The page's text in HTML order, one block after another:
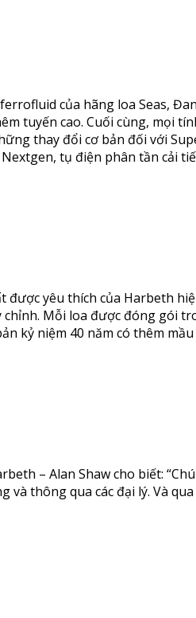
của hãng loa Seas,
tuyến cao. Cuối cùng, mọi
thay đổi cơ bản đối với
tụ điện phân tần cải
được yêu thích của Harbeth
Mỗi loa được đóng gói
kỷ niệm 40 năm có thêm
– Alan Shaw cho biết:
và thông qua các đại lý. Và